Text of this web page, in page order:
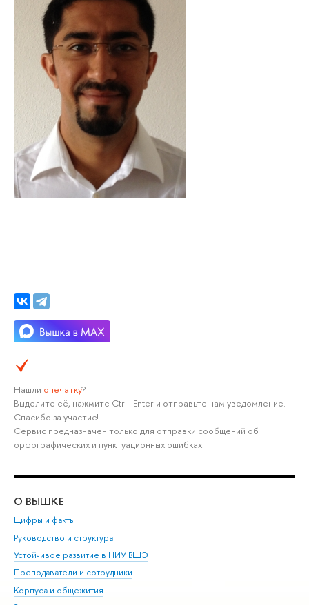
Нашли опечатку?
Выделите её, нажмите Ctrl+Enter и отправьте нам уведомление.
Спасибо за участие!
Сервис предназначен только для отправки сообщений об
орфографических и пунктуационных ошибках.
О ВЫШКЕ
Цифры и факты
Руководство и структура
Устойчивое развитие в НИУ ВШЭ
Преподаватели и сотрудники
Корпуса и общежития